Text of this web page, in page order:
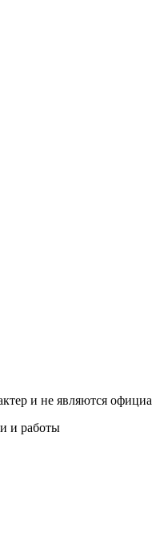
и не являются
и работы